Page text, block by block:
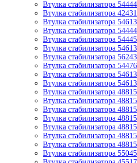
Втулка стабилизатора
Втулка стабилизатора
Втулка стабилизатора
Втулка стабилизатора
Втулка стабилизатора
Втулка стабилизатора
Втулка стабилизатора
Втулка стабилизатора
Втулка стабилизатора
Втулка стабилизатора
Втулка стабилизатора
Втулка стабилизатора
Втулка стабилизатора
Втулка стабилизатора
Втулка стабилизатора
Втулка стабилизатора
Втулка стабилизатора
Втулка стабилизатора